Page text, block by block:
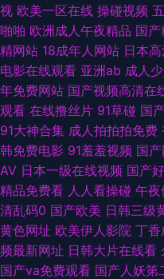
蓝莓 国产十区在线观看 四虎官网
日本韩国成人在线 超碰免费人
线免费观看 殴美色AAAA 91超碰
人 欧美内射网站 91传媒免费观看
后入影院 五月停停黄网 AV老司
观看 国产精品理论视频 色色艹
音先锋无码专区 国内肏屄在线观
视 欧美一区在线 操碰视频
啪啪 欧洲成人午夜精品 国
精网站 18成年人网站 日本
电影在线观看 亚洲ab 成人
年免费网站 国产视频高清在
观看 在线撸丝片 91草碰 国
91大神合集 成人拍拍拍免费
韩免费电影 91羞羞视频 国
AV 日本一级在线视频 国产
精品免费看 人人看操碰 午夜
清乱码0 国产欧美 日韩三级
黄色网址 欧美伊人影院 丁香
频最新网址 日韩大片在线看
国产va免费观看 国产人妖第